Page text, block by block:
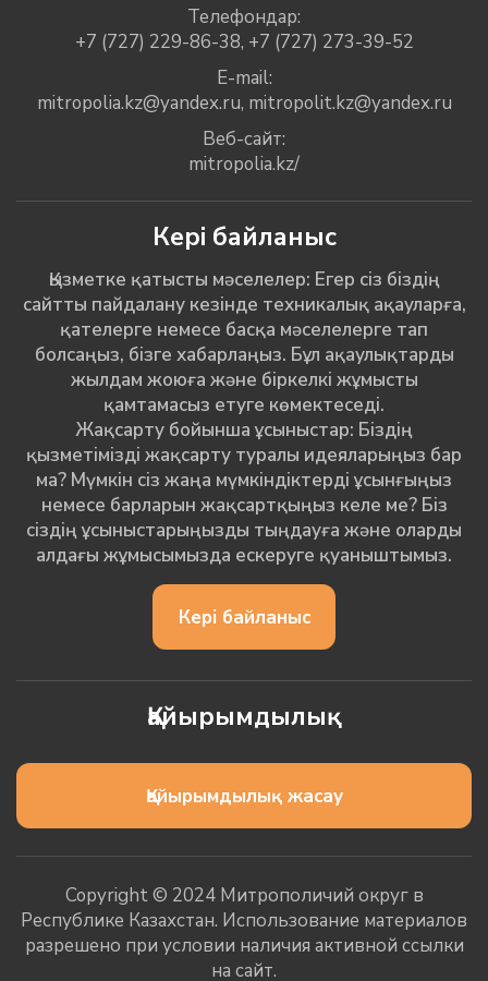
Телефондар:
+7 (727) 229-86-38, +7 (727) 273-39-52
E-mail:
mitropolia.kz@yandex.ru, mitropolit.kz@yandex.ru
Веб-сайт:
mitropolia.kz/
Кері байланыс
Қызметке қатысты мәселелер: Егер сіз біздің
сайтты пайдалану кезінде техникалық ақауларға,
қателерге немесе басқа мәселелерге тап
болсаңыз, бізге хабарлаңыз. Бұл ақаулықтарды
жылдам жоюға және біркелкі жұмысты
қамтамасыз етуге көмектеседі.
Жақсарту бойынша ұсыныстар: Біздің
қызметімізді жақсарту туралы идеяларыңыз бар
ма? Мүмкін сіз жаңа мүмкіндіктерді ұсынғыңыз
немесе барларын жақсартқыңыз келе ме? Біз
сіздің ұсыныстарыңызды тыңдауға және оларды
алдағы жұмысымызда ескеруге қуаныштымыз.
Кері байланыс
Қайырымдылық
Қайырымдылық жасау
Copyright © 2024 Митрополичий округ в
Республике Казахстан. Использование материалов
разрешено при условии наличия активной ссылки
на сайт.